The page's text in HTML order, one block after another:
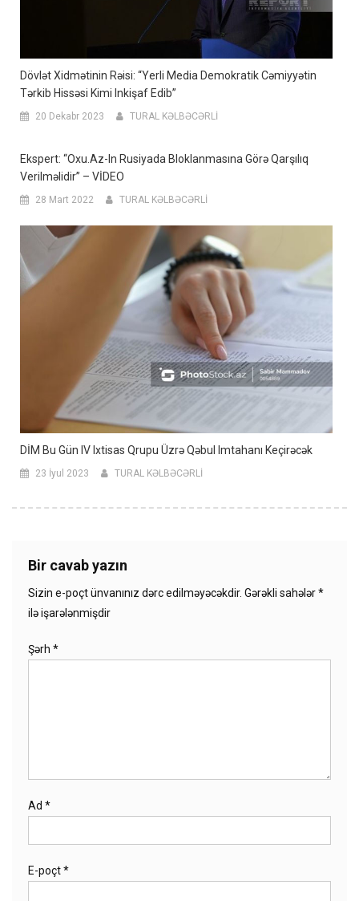
Dövlət Xidmətinin Rəisi: “Yerli Media Demokratik Cəmiyyətin
Tərkib Hissəsi Kimi Inkişaf Edib”
20 Dekabr 2023 TURAL KƏLBƏCƏRLİ
Ekspert: “Oxu.Az-In Rusiyada Bloklanmasına Görə Qarşılıq
Verilməlidir” – VİDEO
28 Mart 2022 TURAL KƏLBƏCƏRLİ
DİM Bu Gün IV Ixtisas Qrupu Üzrə Qəbul Imtahanı Keçirəcək
23 İyul 2023 TURAL KƏLBƏCƏRLİ
Bir cavab yazın
Sizin e-poçt ünvanınız dərc edilməyəcəkdir. Gərəkli sahələr*
ilə işarələnmişdir
Şərh *
Ad *
E-poçt*